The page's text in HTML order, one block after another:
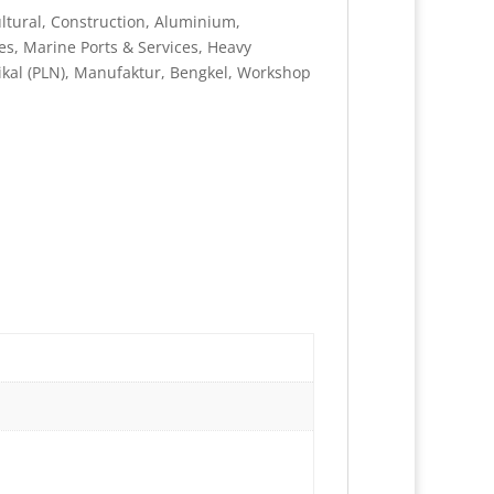
Construction, Aluminium,
Marine Ports & Services, Heavy
(PLN), Manufaktur, Bengkel, Workshop